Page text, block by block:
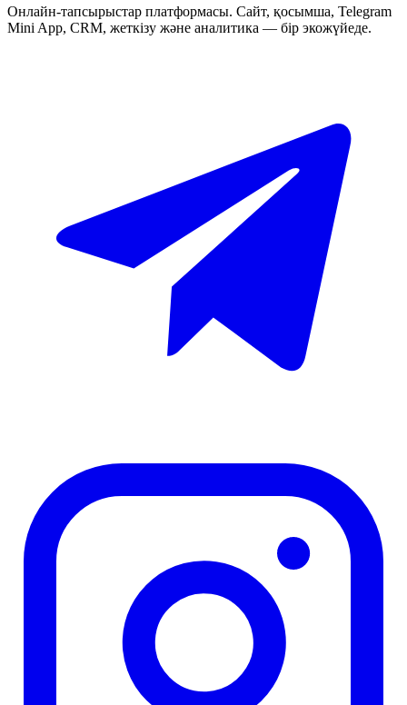
Онлайн-тапсырыстар платформасы. Сайт, қосымша, Telegram
Mini App, CRM, жеткізу және аналитика — бір экожүйеде.